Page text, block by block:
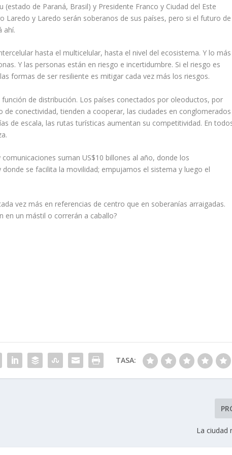
de Paraná, Brasil) y Presidente Franco y Ciudad del Este
Laredo y Laredo serán soberanos de sus países, pero si el futuro de
ahí.
hasta el multicelular, hasta el nivel del ecosistema. Y lo más
Y las personas están en riesgo e incertidumbre. Si el riesgo es
formas de ser resiliente es mitigar cada vez más los riesgos.
de distribución. Los países conectados por oleoductos, por
conectividad, tienden a cooperar, las ciudades en conglomerados
de escala, las rutas turísticas aumentan su competitividad. En
suman US$10 billones al año, donde los
se facilita la movilidad; empujamos el sistema y luego el
vez más en referencias de centro que en soberanías arraigadas.
en un mástil o correrán a caballo?
TASA:
La ciudad